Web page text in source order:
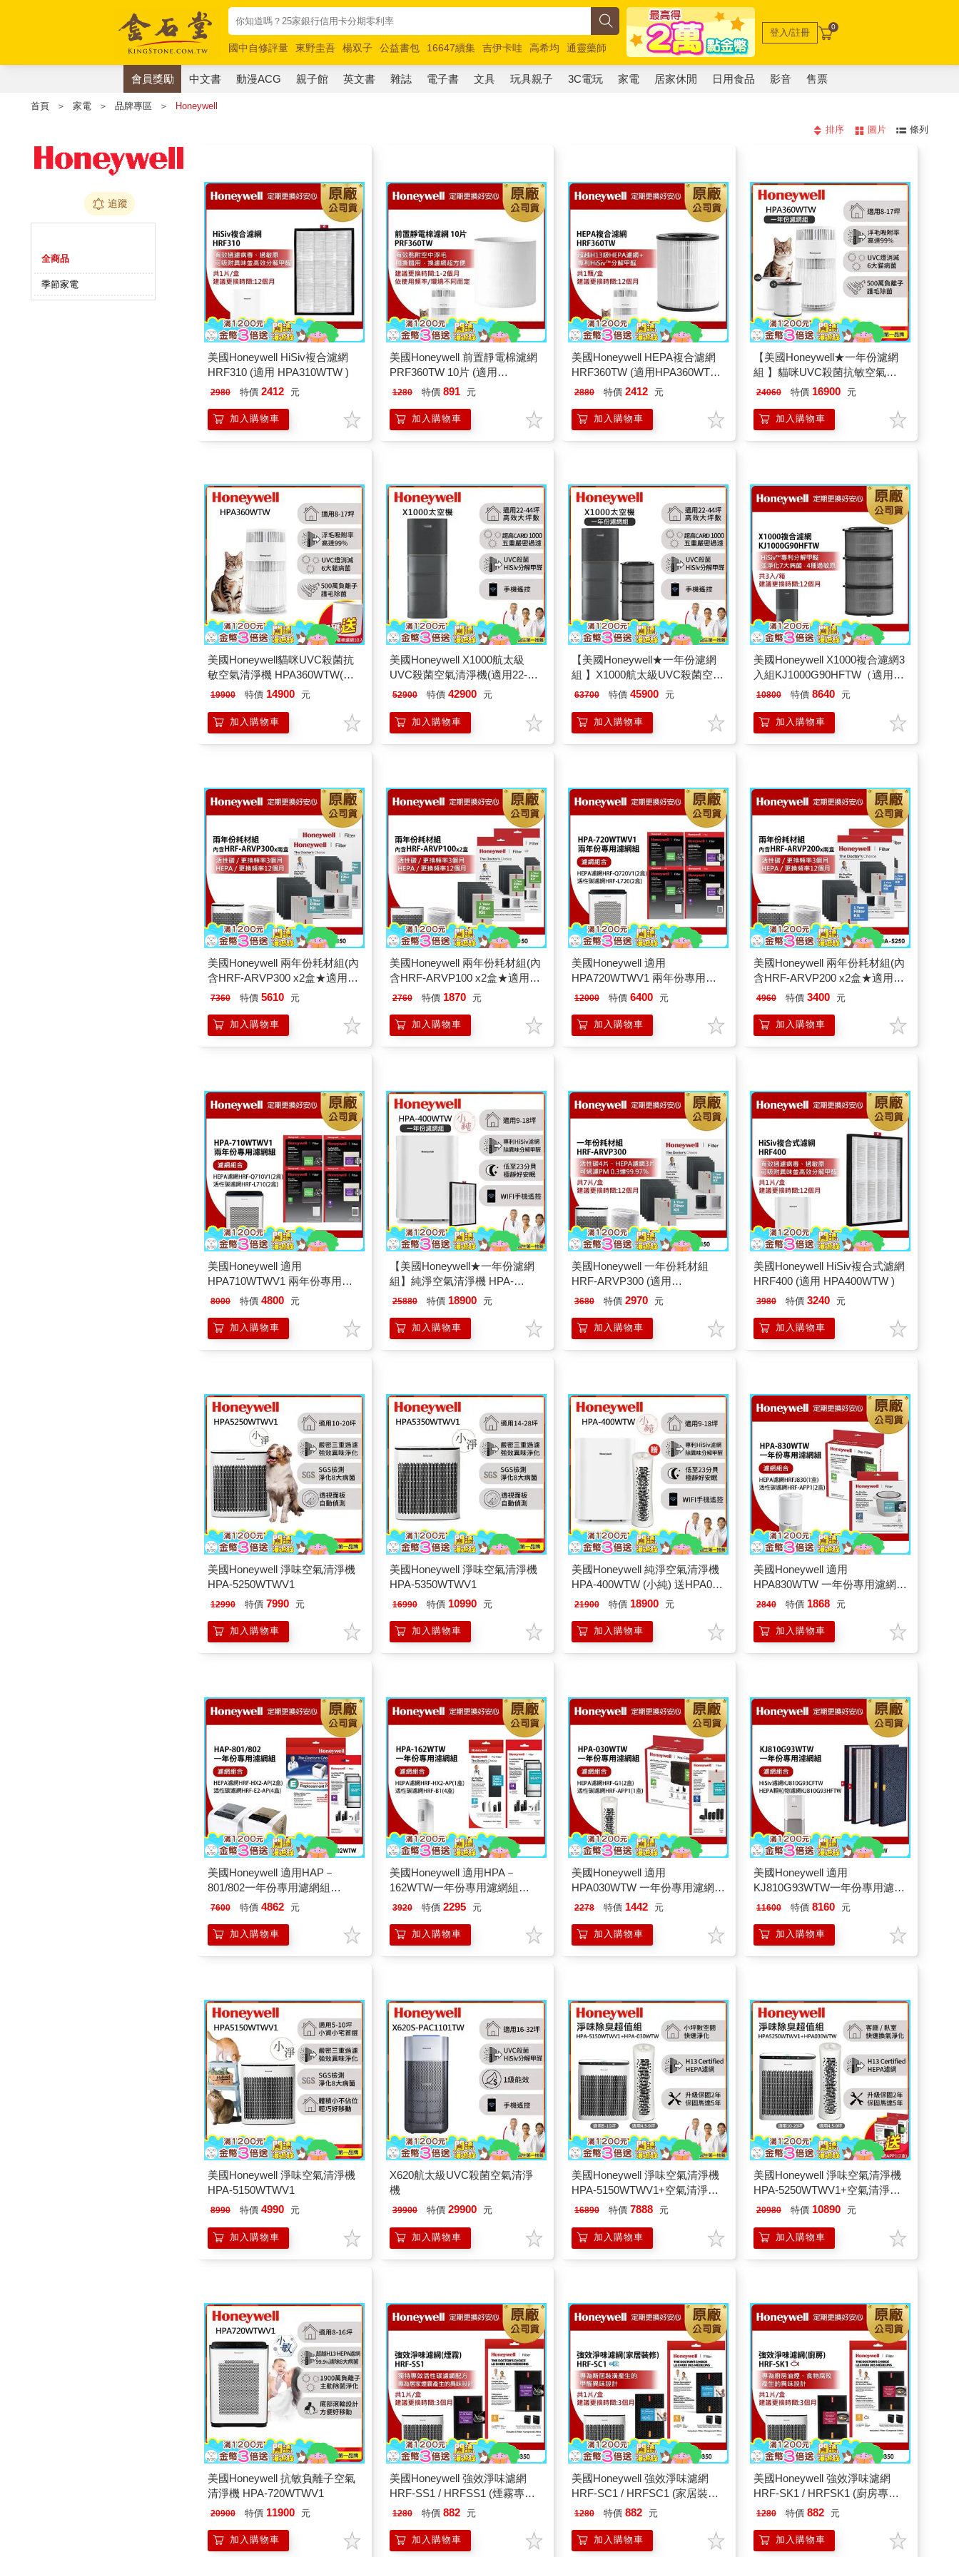
國中自修評量 東野圭吾 楊双子 公益書包 16647續集 吉伊卡哇 高希均
通靈藥師
唯紅花綻放
奧德賽 路邊攤新作 馬斯克 玩具總動員5 超慢跑
登入/註冊 0
會員獎勵 中文書 動漫ACG 親子館 英文書 雜誌 電子書 文具 玩具親子 3C電玩 家電 居家休閒 日用食品 影音 售票
首頁 ＞ 家電 ＞ 品牌專區 ＞ Honeywell
追蹤
全商品
季節家電
排序 圖片 條列
美國Honeywell HiSiv複合濾網
HRF310 (適用 HPA310WTW )
2980 特價 2412 元
加入購物車
美國Honeywell 前置靜電棉濾網
PRF360TW 10片 (適用
HPA360WTW 喵淨機)
1280 特價 891 元
加入購物車
美國Honeywell HEPA複合濾網
HRF360TW (適用HPA360WTW
喵淨機)
2880 特價 2412 元
加入購物車
【美國Honeywell★一年份濾網
組 】貓咪UVC殺菌抗敏空氣清
淨機 HPA360WTW(喵淨機)
24060 特價 16900 元
加入購物車
美國Honeywell貓咪UVC殺菌抗
敏空氣清淨機 HPA360WTW(喵
淨機)
19900 特價 14900 元
加入購物車
美國Honeywell X1000航太級
UVC殺菌空氣清淨機(適用22-44
坪｜太空機)
52900 特價 42900 元
加入購物車
【美國Honeywell★一年份濾網
組 】X1000航太級UVC殺菌空氣
清淨機(適用22-44坪｜太空機)
63700 特價 45900 元
加入購物車
美國Honeywell X1000複合濾網3
入組KJ1000G90HFTW（適用
X1000 太空機）
10800 特價 8640 元
加入購物車
美國Honeywell 兩年份耗材組(內
含HRF-ARVP300 x2盒★適用
HPA300/HPA5350)
7360 特價 5610 元
加入購物車
美國Honeywell 兩年份耗材組(內
含HRF-ARVP100 x2盒★適用
HPA100/HPA5150)
2760 特價 1870 元
加入購物車
美國Honeywell 適用
HPA720WTWV1 兩年份專用濾
網組(HEPA濾網HRF-Q720V1 x2
x2盒)
12000 特價 6400 元
加入購物車
美國Honeywell 兩年份耗材組(內
含HRF-ARVP200 x2盒★適用
HPA200/HPA202/HPA5250)
4960 特價 3400 元
加入購物車
美國Honeywell 適用
HPA710WTWV1 兩年份專用濾
網組(HEPA濾網HRF-Q710V1 x2
x2盒)
8000 特價 4800 元
加入購物車
【美國Honeywell★一年份濾網
組】純淨空氣清淨機 HPA-
400WTW (小純)
25880 特價 18900 元
加入購物車
美國Honeywell 一年份耗材組
HRF-ARVP300 (適用
HPA300/HPA5350)
3680 特價 2970 元
加入購物車
美國Honeywell HiSiv複合式濾網
HRF400 (適用 HPA400WTW )
3980 特價 3240 元
加入購物車
美國Honeywell 淨味空氣清淨機
HPA-5250WTWV1
12990 特價 7990 元
加入購物車
美國Honeywell 淨味空氣清淨機
HPA-5350WTWV1
16990 特價 10990 元
加入購物車
美國Honeywell 純淨空氣清淨機
HPA-400WTW (小純) 送HPA030
空氣清淨機
21900 特價 18900 元
加入購物車
美國Honeywell 適用
HPA830WTW 一年份專用濾網組
(HEPA濾網HRFJ830+活性碳CZ
2840 特價 1868 元
加入購物車
美國Honeywell 適用HAP－
801/802一年份專用濾網組
（HEPA濾網HRF－HX2－
－E2－APx4）
7600 特價 4862 元
加入購物車
美國Honeywell 適用HPA－
162WTW一年份專用濾網組
（HEPA濾網HRF－HX2－
B1x4）
3920 特價 2295 元
加入購物車
美國Honeywell 適用
HPA030WTW 一年份專用濾網組
(HEPA濾網HRF-G1x2+活性碳
2278 特價 1442 元
加入購物車
美國Honeywell 適用
KJ810G93WTW一年份專用濾網
組(HiSiv濾網
濾網KJ810G93HFTW)
11600 特價 8160 元
加入購物車
美國Honeywell 淨味空氣清淨機
HPA-5150WTWV1
8990 特價 4990 元
加入購物車
X620航太級UVC殺菌空氣清淨
機
39900 特價 29900 元
加入購物車
美國Honeywell 淨味空氣清淨機
HPA-5150WTWV1+空氣清淨機
HPA-030WTW
16890 特價 7888 元
加入購物車
美國Honeywell 淨味空氣清淨機
HPA-5250WTWV1+空氣清淨機
HPA-030WTW
20980 特價 10890 元
加入購物車
美國Honeywell 抗敏負離子空氣
清淨機 HPA-720WTWV1
20900 特價 11900 元
加入購物車
美國Honeywell 強效淨味濾網
HRF-SS1 / HRFSS1 (煙霧專攻)
(適用
1280 特價 882 元
加入購物車
美國Honeywell 強效淨味濾網
HRF-SC1 / HRFSC1 (家居裝修
專攻)(適用
1280 特價 882 元
加入購物車
美國Honeywell 強效淨味濾網
HRF-SK1 / HRFSK1 (廚房專攻)
(適用
1280 特價 882 元
加入購物車